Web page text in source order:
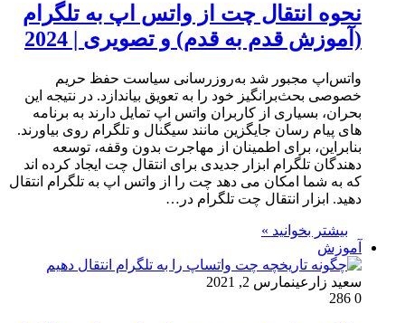
نحوه انتقال چت از واتس اپ به تلگرام
(آموزش قدم به قدم) و تصویری | 2024
واتس‌اپ مجبور شد به‌روزرسانی سیاست حفظ حریم
خصوصی بحث‌برانگیز خود را به تعویق بیاندازد. در نتیجه این
بحران، بسیاری از کاربران واتس اپ تمایل دارند به برنامه
های پیام رسان جایگزین مانند سیگنال و تلگرام روی بیاورند.
بنابراین، برای اطمینان از مهاجرت بدون وقفه، توسعه
دهندگان تلگرام ابزار جدیدی برای انتقال چت ایجاد کرده اند
که به شما امکان می دهد چت را از واتس اپ به تلگرام انتقال
دهید. ابزار انتقال چت تلگرام در…
بیشتر بخوانید »
آموزش
سعید زارعینمارس 2, 2021
0